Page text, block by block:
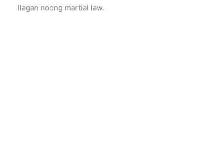
Ilagan noong martial law.